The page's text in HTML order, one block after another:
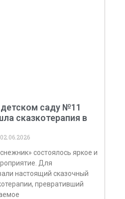
детском саду №11
сказкотерапия в
02.06.2026
состоялось яркое и
Для
настоящий сказочный
превративший